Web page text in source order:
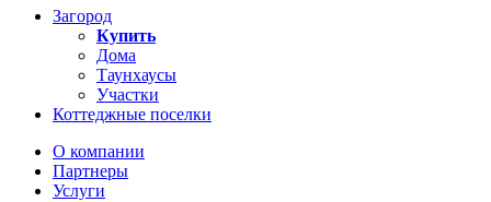
Загород
Купить
Дома
Таунхаусы
Участки
Коттеджные поселки
О компании
Партнеры
Услуги